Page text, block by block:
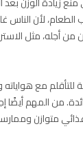
الطعام، لأن الناس
من أجله، مثل
للتأقلم مع هواياته
من المهم
متوازن